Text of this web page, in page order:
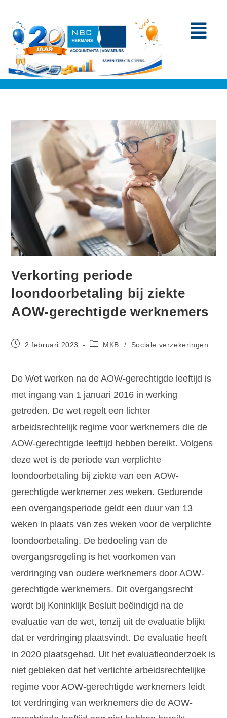
Verkorting periode
loondoorbetaling bij ziekte
AOW-gerechtigde werknemers
2 februari 2023 MKB / Sociale verzekeringen
De Wet werken na de AOW-gerechtigde leeftijd is
met ingang van 1 januari 2016 in werking
getreden. De wet regelt een lichter
arbeidsrechtelijk regime voor werknemers die de
AOW-gerechtigde leeftijd hebben bereikt. Volgens
deze wet is de periode van verplichte
loondoorbetaling bij ziekte van een AOW-
gerechtigde werknemer zes weken. Gedurende
een overgangsperiode geldt een duur van 13
weken in plaats van zes weken voor de verplichte
loondoorbetaling. De bedoeling van de
overgangsregeling is het voorkomen van
verdringing van oudere werknemers door AOW-
gerechtigde werknemers. Dit overgangsrecht
wordt bij Koninklijk Besluit beëindigd na de
evaluatie van de wet, tenzij uit de evaluatie blijkt
dat er verdringing plaatsvindt. De evaluatie heeft
in 2020 plaatsgehad. Uit het evaluatieonderzoek is
niet gebleken dat het verlichte arbeidsrechtelijke
regime voor AOW-gerechtigde werknemers leidt
tot verdringing van werknemers die de AOW-